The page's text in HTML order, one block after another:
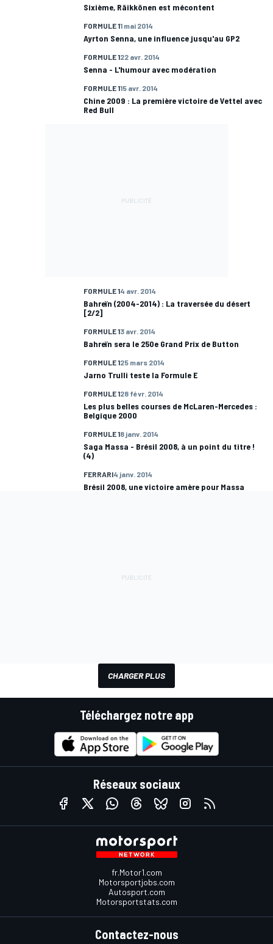
Sixième, Räikkönen est mécontent
FORMULE 11 mai 2014
Ayrton Senna, une influence jusqu'au GP2
FORMULE 122 avr. 2014
Senna - L'humour avec modération
FORMULE 115 avr. 2014
Chine 2009 : La première victoire de Vettel avec
Red Bull
FORMULE 14 avr. 2014
Bahreïn (2004-2014) : La traversée du désert
[2/2]
FORMULE 13 avr. 2014
Bahreïn sera le 250e Grand Prix de Button
FORMULE 125 mars 2014
Jarno Trulli teste la Formule E
FORMULE 128 févr. 2014
Les plus belles courses de McLaren-Mercedes :
Belgique 2000
FORMULE 18 janv. 2014
Saga Massa - Brésil 2008, à un point du titre !
(4)
FERRARI4 janv. 2014
Brésil 2008, une victoire amère pour Massa
CHARGER PLUS
Téléchargez notre app
Réseaux sociaux
fr.Motor1.com
Motorsportjobs.com
Autosport.com
Motorsportstats.com
Contactez-nous